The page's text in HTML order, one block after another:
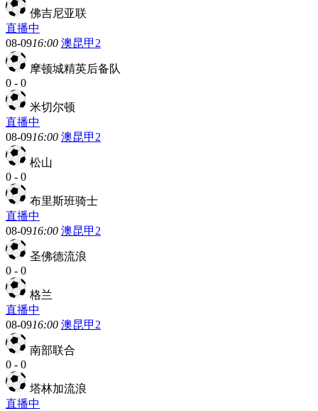
佛吉尼亚联
直播中
08-0916:00 澳昆甲2
摩顿城精英后备队
0 - 0
米切尔顿
直播中
08-0916:00 澳昆甲2
松山
0 - 0
布里斯班骑士
直播中
08-0916:00 澳昆甲2
圣佛德流浪
0 - 0
格兰
直播中
08-0916:00 澳昆甲2
南部联合
0 - 0
塔林加流浪
直播中